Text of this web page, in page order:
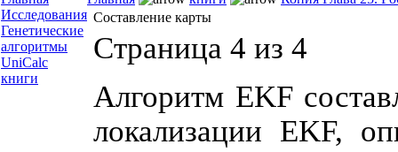
Исследования
Генетические
алгоритмы
UniCalc
книги
Составление карты
Страница 4 из 4
Алгоритм EKF
локализации EKF,